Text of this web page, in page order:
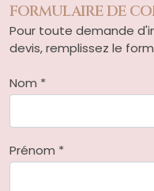
FORMULAIRE DE
Pour toute demande
devis, remplissez le
Nom *
Prénom *